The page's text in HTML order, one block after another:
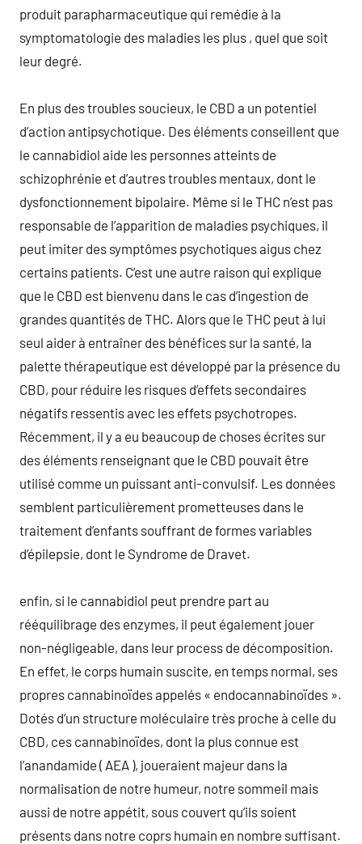
produit parapharmaceutique qui remédie à la
symptomatologie des maladies les plus , quel que soit
leur degré.
En plus des troubles soucieux, le CBD a un potentiel
d’action antipsychotique. Des éléments conseillent que
le cannabidiol aide les personnes atteints de
schizophrénie et d’autres troubles mentaux, dont le
dysfonctionnement bipolaire. Même si le THC n’est pas
responsable de l’apparition de maladies psychiques, il
peut imiter des symptômes psychotiques aigus chez
certains patients. C’est une autre raison qui explique
que le CBD est bienvenu dans le cas d’ingestion de
grandes quantités de THC. Alors que le THC peut à lui
seul aider à entraîner des bénéfices sur la santé, la
palette thérapeutique est développé par la présence du
CBD, pour réduire les risques d’effets secondaires
négatifs ressentis avec les effets psychotropes.
Récemment, il y a eu beaucoup de choses écrites sur
des éléments renseignant que le CBD pouvait être
utilisé comme un puissant anti-convulsif. Les données
semblent particulièrement prometteuses dans le
traitement d’enfants souffrant de formes variables
d’épilepsie, dont le Syndrome de Dravet.
enfin, si le cannabidiol peut prendre part au
rééquilibrage des enzymes, il peut également jouer
non-négligeable, dans leur process de décomposition.
En effet, le corps humain suscite, en temps normal, ses
propres cannabinoïdes appelés « endocannabinoïdes ».
Dotés d’un structure moléculaire très proche à celle du
CBD, ces cannabinoïdes, dont la plus connue est
l’anandamide ( AEA ), joueraient majeur dans la
normalisation de notre humeur, notre sommeil mais
aussi de notre appétit, sous couvert qu’ils soient
présents dans notre coprs humain en nombre suffisant.